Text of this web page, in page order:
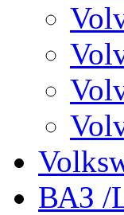
ВАЗ /